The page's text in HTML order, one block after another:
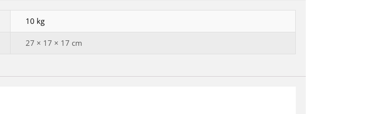
10 kg
27 × 17 × 17 cm